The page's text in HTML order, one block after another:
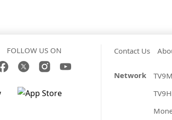
FOLLOW US ON Contact Us
Network